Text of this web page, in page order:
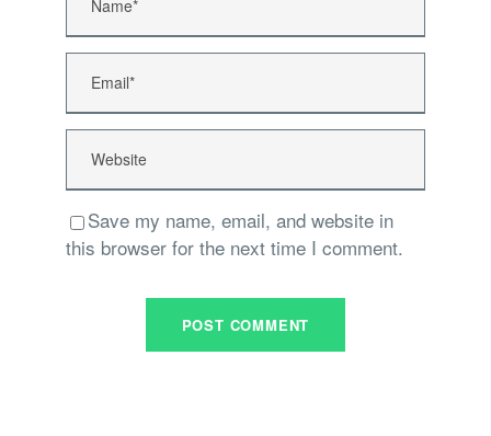
Save my name, email, and website in
this browser for the next time I comment.